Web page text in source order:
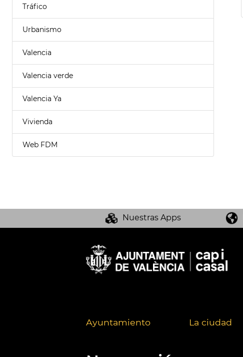
Tráfico
Urbanismo
Valencia
Valencia verde
Valencia Ya
Vivienda
Web FDM
Nuestras Apps
Ayuntamiento La ciudad